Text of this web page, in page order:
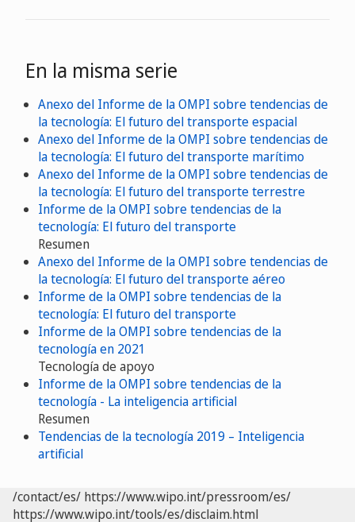
En la misma serie
Anexo del Informe de la OMPI sobre tendencias de
la tecnología: El futuro del transporte espacial
Anexo del Informe de la OMPI sobre tendencias de
la tecnología: El futuro del transporte marítimo
Anexo del Informe de la OMPI sobre tendencias de
la tecnología: El futuro del transporte terrestre
Informe de la OMPI sobre tendencias de la
tecnología: El futuro del transporte
Resumen
Anexo del Informe de la OMPI sobre tendencias de
la tecnología: El futuro del transporte aéreo
Informe de la OMPI sobre tendencias de la
tecnología: El futuro del transporte
Informe de la OMPI sobre tendencias de la
tecnología en 2021
Tecnología de apoyo
Informe de la OMPI sobre tendencias de la
tecnología - La inteligencia artificial
Resumen
Tendencias de la tecnología 2019 – Inteligencia
artificial
/contact/es/ https://www.wipo.int/pressroom/es/
https://www.wipo.int/tools/es/disclaim.html